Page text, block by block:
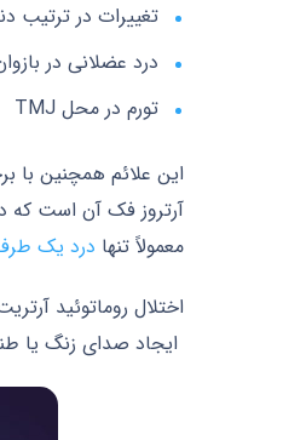
تغییرات در ترتیب
درد عضلانی در
تورم در محل TMJ
این علائم همچنین با
آرتروز فک آن است که
معمولاً تنها درد یک
اختلال روماتوئید
ایجاد صدای زنگ یا